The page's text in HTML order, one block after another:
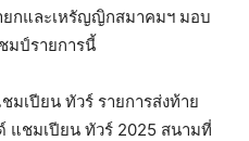
กและเหรัญญิกสมาคมฯ มอบ
มป์รายการนี้
เปียน ทัวร์ รายการส่งท้าย
แชมเปียน ทัวร์ 2025 สนามที่